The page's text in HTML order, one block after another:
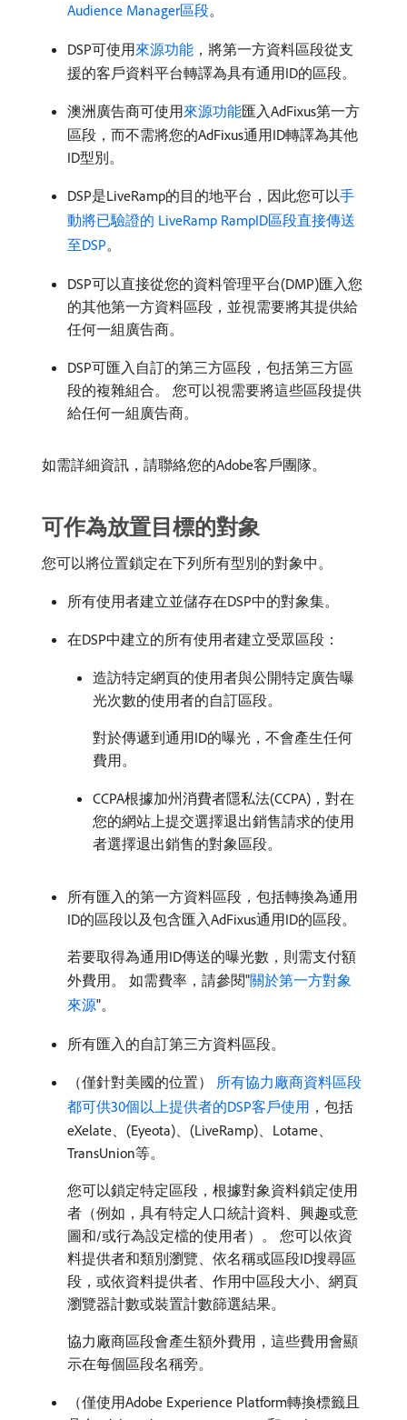
Audience Manager區段。
DSP可使用來源功能 ，將第一方資料區段從支
援的客戶資料平台轉譯為具有通用ID的區段。
澳洲廣告商可使用來源功能匯入AdFixus第一方
區段，而不需將您的AdFixus通用ID轉譯為其他
ID型別。
DSP是LiveRamp的目的地平台，因此您可以手
動將已驗證的 LiveRamp RampID區段直接傳送
至DSP。
DSP可以直接從您的資料管理平台(DMP)匯入您
的其他第一方資料區段，並視需要將其提供給
任何一組廣告商。
DSP可匯入自訂的第三方區段，包括第三方區
段的複雜組合。 您可以視需要將這些區段提供
給任何一組廣告商。
如需詳細資訊，請聯絡您的Adobe客戶團隊。
可作為放置目標的對象
您可以將位置鎖定在下列所有型別的對象中。
所有使用者建立並儲存在DSP中的對象集。
在DSP中建立的所有使用者建立受眾區段：
造訪特定網頁的使用者與公開特定廣告曝
光次數的使用者的自訂區段。
對於傳遞到通用ID的曝光，不會產生任何
費用。
CCPA根據加州消費者隱私法(CCPA)，對在
您的網站上提交選擇退出銷售請求的使用
者選擇退出銷售的對象區段。
所有匯入的第一方資料區段，包括轉換為通用
ID的區段以及包含匯入AdFixus通用ID的區段。
若要取得為通用ID傳送的曝光數，則需支付額
外費用。 如需費率，請參閱"關於第一方對象
來源"。
所有匯入的自訂第三方資料區段。
（僅針對美國的位置） 所有協力廠商資料區段
都可供30個以上提供者的DSP客戶使用 ，包括
eXelate、(Eyeota)、(LiveRamp)、Lotame、
TransUnion等。
您可以鎖定特定區段，根據對象資料鎖定使用
者（例如，具有特定人口統計資料、興趣或意
圖和/或行為設定檔的使用者）。 您可以依資
料提供者和類別瀏覽、依名稱或區段ID搜尋區
段，或依資料提供者、作用中區段大小、網頁
瀏覽器計數或裝置計數篩選結果。
協力廠商區段會產生額外費用，這些費用會顯
示在每個區段名稱旁。
（僅使用Adobe Experience Platform轉換標籤且